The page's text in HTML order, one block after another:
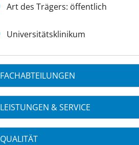
Art des Trägers: öffentlich
Universitätsklinikum
FACHABTEILUNGEN
LEISTUNGEN & SERVICE
QUALITÄT